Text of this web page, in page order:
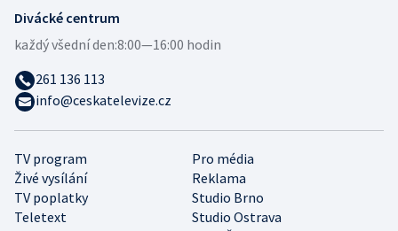
TV program
Pro média
Živé vysílání
Reklama
TV poplatky
Studio Brno
Teletext
Studio Ostrava
Divácké centrum
každý všední den:8:00—16:00 hodin
261 136 113
info@ceskatelevize.cz